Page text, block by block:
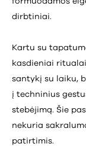
dirbtiniai.
Kartu su
kasdieniai
santykį su laiku,
į techninius
stebėjimą. Šie
nekuria
patirtimis.